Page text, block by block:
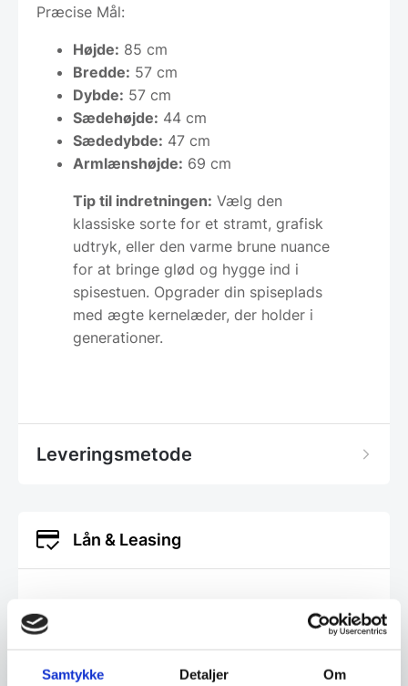
Samtykke Detaljer Om
Præcise Mål:
Højde: 85 cm
Bredde: 57 cm
Dybde: 57 cm
Sædehøjde: 44 cm
Sædedybde: 47 cm
Armlænshøjde: 69 cm
Tip til indretningen: Vælg den
klassiske sorte for et stramt, grafisk
udtryk, eller den varme brune nuance
for at bringe glød og hygge ind i
spisestuen. Opgrader din spiseplads
med ægte kernelæder, der holder i
generationer.
Leveringsmetode
Lån & Leasing
Du har mulighed for at låne til eller lease dit
inventar købt hos os. Det eneste du skal, er at
udfylde en ansøgning. Det giver dig frihed til at